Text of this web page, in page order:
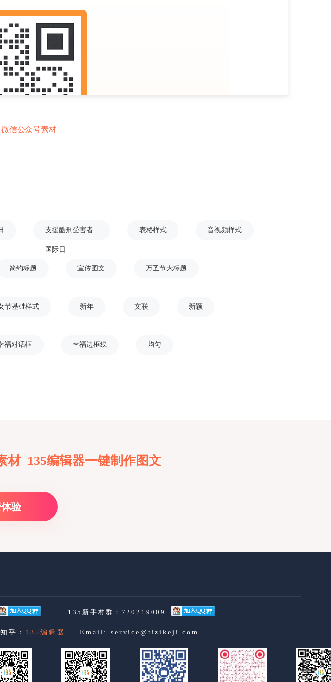
信公众号素材
支援酷刑受害者
国际日
表格样式 音视频样式
简约标题 宣传图文 万圣节大标题
节基础样式 新年 文联 新颖
福对话框 幸福边框线 均匀
材 135编辑器一键制作图文
验
135新手村群：720219009
知乎： 135编辑器 Email: service@tizikeji.com